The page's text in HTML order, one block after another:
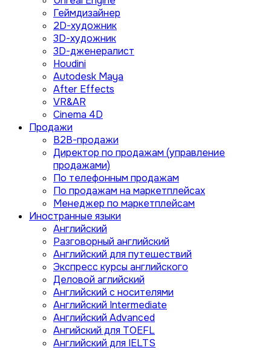
Геймдизайнер
2D-художник
3D-художник
3D-дженералист
Houdini
Autodesk Maya
After Effects
VR&AR
Cinema 4D
Продажи
B2B-продажи
Директор по продажам (управление
продажами)
По телефонным продажам
По продажам на маркетплейсах
Менеджер по маркетплейсам
Иностранные языки
Английский
Разговорный английский
Английский для путешествий
Экспресс курсы английского
Деловой аглийский
Английский с носителями
Английский Intermediate
Английский Advanced
Ангийский для TOEFL
Английский для IELTS